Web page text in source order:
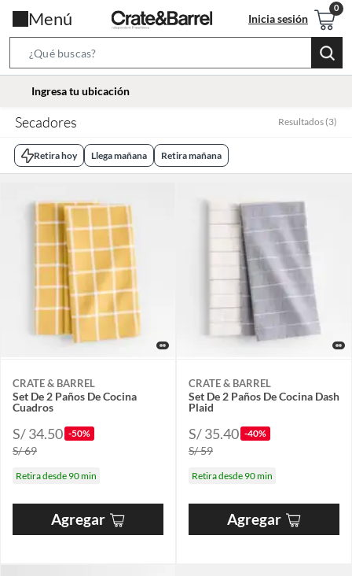
Menú Inicia sesión
Bar
location-
Ingresa tu ubicación
Secadores Resultados (3)
Retira hoy Llega mañana Retira mañana
CRATE & BARREL
Set De 2 Paños De Cocina
Cuadros
S/ 34.50 -50%
S/ 69
Retira desde 90 min
Agregar
CRATE & BARREL
Set De 2 Paños De Cocina Dash
Plaid
S/ 35.40 -40%
S/ 59
Retira desde 90 min
Agregar